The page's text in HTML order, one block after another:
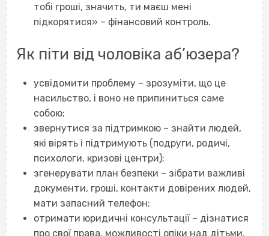
тобі гроші, значить, ти маєш мені
підкорятися» – фінансовий контроль.
Як піти від чоловіка аб’юзера?
усвідомити проблему – зрозуміти, що це
насильство, і воно не припиниться саме
собою;
звернутися за підтримкою – знайти людей,
які вірять і підтримують (подруги, родичі,
психологи, кризові центри);
згенерувати план безпеки – зібрати важливі
документи, гроші, контакти довірених людей,
мати запасний телефон;
отримати юридичні консультації – дізнатися
про свої права, можливості опіки над дітьми,